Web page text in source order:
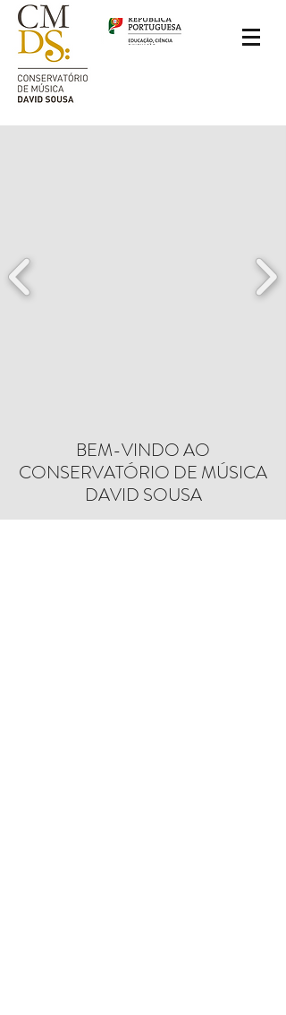
BEM-VINDO AO
CONSERVATÓRIO DE MÚSICA
DAVID SOUSA